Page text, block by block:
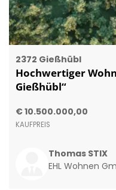
2372 Gießhübl
Hochwertiger
Gießhübl“
€ 10.500.000,00
KAUFPREIS
Thomas STIX
EHL Wohnen